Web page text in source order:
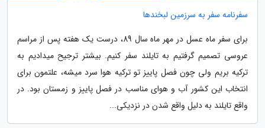
سفرنامه سفر به سرزمین لبخندها
برای سفر ماه عسل در مهر ماه سال 89، درست یک هفته پس از مراسم
عروسی تصمیم گرفتیم به تایلند سفر کنیم. بیشتر ترجیح میدادیم به
ترکیه بریم ولی چون فصل پاییز تو ترکیه هوا سرد میشه، علتمون برای
انتخاب این کشور آب و هوای مناسب در فصل پاییز و زمستان بود. در
واقع تایلند به دلیل واقع شدن در نزدیکی...